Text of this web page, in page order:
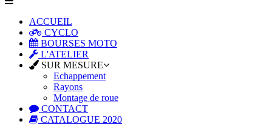
ACCUEIL
CYCLO
BOURSES MOTO
L'ATELIER
SUR MESURE
Echappement
Rayons
Montage de roue
CONTACT
CATALOGUE 2020